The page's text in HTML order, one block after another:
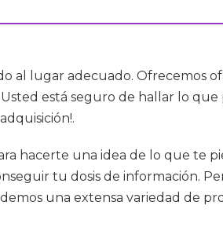
al lugar adecuado. Ofrecemos
está seguro de hallar lo que
hacerte una idea de lo que te
tu dosis de información.
una extensa variedad de